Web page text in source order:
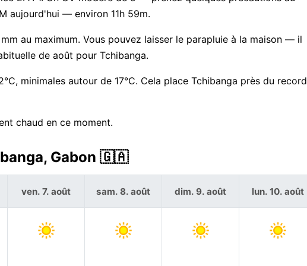
aujourd'hui — environ 11h 59m.
au maximum. Vous pouvez laisser le parapluie à la maison — il
de août pour Tchibanga.
minimales autour de 17°C. Cela place Tchibanga près du record
chaud en ce moment.
Gabon 🇬🇦
ven. 7. août sam. 8. août dim. 9. août lun. 10. août